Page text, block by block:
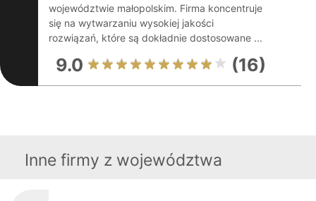
województwie małopolskim. Firma koncentruje
się na wytwarzaniu wysokiej jakości
rozwiązań, które są dokładnie dostosowane ...
9.0 (16)
Inne firmy z województwa